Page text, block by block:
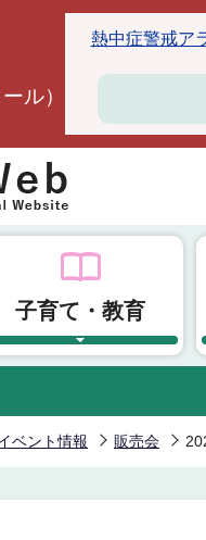
ル）
熱中症警戒ア
子育て・教育
ベント情報 販売会